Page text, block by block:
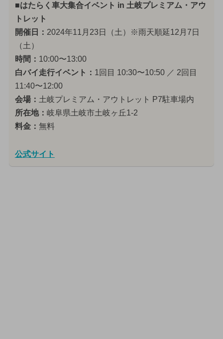
■はたらく車大集合イベント in 土岐プレミアム・アウ
トレット
開催日： 2024年11月23日（土）※雨天順延12月7日
（土）
時間： 10:00〜13:00
白バイ走行イベント： 1回目 10:30〜10:50 ／ 2回目
11:40〜12:00
会場： 土岐プレミアム・アウトレット P7駐車場内
所在地： 岐阜県土岐市土岐ヶ丘1-2
料金： 無料
公式サイト